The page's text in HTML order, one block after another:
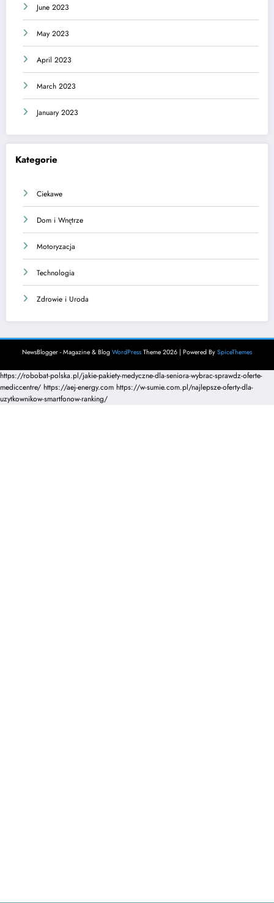
June 2023
May 2023
April 2023
March 2023
January 2023
Kategorie
Ciekawe
Dom i Wnętrze
Motoryzacja
Technologia
Zdrowie i Uroda
NewsBlogger - Magazine & Blog WordPress Theme 2026 | Powered By SpiceThemes
https://robobat-polska.pl/jakie-pakiety-medyczne-dla-seniora-wybrac-sprawdz-oferte-
mediccentre/ https://aej-energy.com https://w-sumie.com.pl/najlepsze-oferty-dla-
uzytkownikow-smartfonow-ranking/